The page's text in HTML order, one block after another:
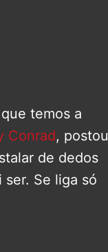
temos a
Conrad, postou
de dedos
Se liga só